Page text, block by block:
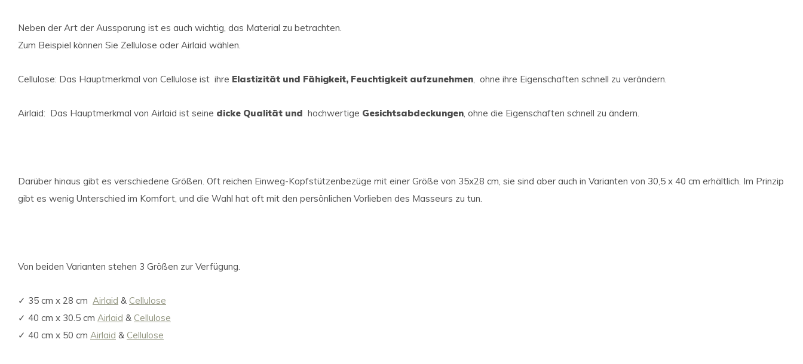
Neben der Art der Aussparung ist es auch wichtig, das Material zu betrachten.
Zum Beispiel können Sie Zellulose oder Airlaid wählen.
Cellulose: Das Hauptmerkmal von Cellulose ist ihre Elastizität und Fähigkeit, Feuchtigkeit aufzunehmen, ohne ihre Eigenschaften schnell zu verändern.
Airlaid: Das Hauptmerkmal von Airlaid ist seine dicke Qualität und hochwertige Gesichtsabdeckungen, ohne die Eigenschaften schnell zu ändern.
Darüber hinaus gibt es verschiedene Größen. Oft reichen Einweg-Kopfstützenbezüge mit einer Größe von 35x28 cm, sie sind aber auch in Varianten von 30,5 x 40 cm erhältlich. Im Prinzip
gibt es wenig Unterschied im Komfort, und die Wahl hat oft mit den persönlichen Vorlieben des Masseurs zu tun.
Von beiden Varianten stehen 3 Größen zur Verfügung.
✓ 35 cm x 28 cm Airlaid & Cellulose
✓ 40 cm x 30.5 cm Airlaid & Cellulose
✓ 40 cm x 50 cm Airlaid & Cellulose